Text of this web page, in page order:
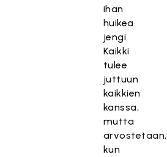
ihan
huikea
jengi.
Kaikki
tulee
juttuun
kaikkien
kanssa,
mutta
arvostetaan,
kun